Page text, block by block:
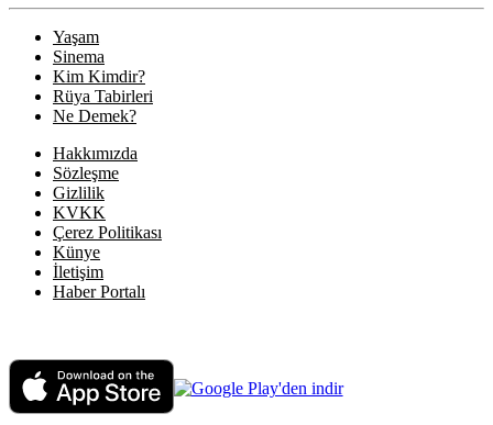
Yaşam
Sinema
Kim Kimdir?
Rüya Tabirleri
Ne Demek?
Hakkımızda
Sözleşme
Gizlilik
KVKK
Çerez Politikası
Künye
İletişim
Haber Portalı